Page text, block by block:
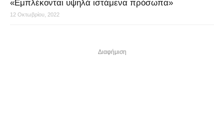
«Εμπλέκονται υψηλά ιστάμενα πρόσωπα»
12 Οκτωβρίου, 2022
Διαφήμιση